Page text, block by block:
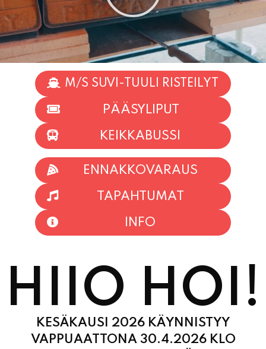
M/S SUVI-TUULI RISTEILYT
PÄÄSYLIPUT
KEIKKABUSSI
ENNAKKOVARAUS
TAPAHTUMAT
INFO
HIIO HOI!
KESÄKAUSI 2026 KÄYNNISTYY
VAPPUAATTONA 30.4.2026 KLO